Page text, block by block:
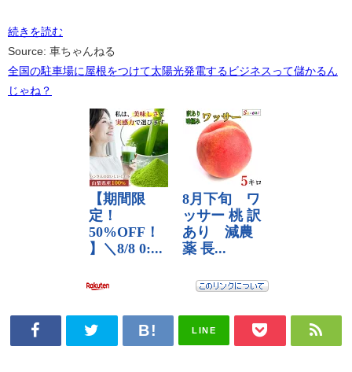
続きを読む
Source: 車ちゃんねる
全国の駐車場に屋根をつけて太陽光発電するビジネスって儲かるん
じゃね？
LINE